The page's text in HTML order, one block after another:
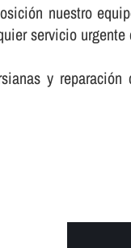
nuestro
servicio
y